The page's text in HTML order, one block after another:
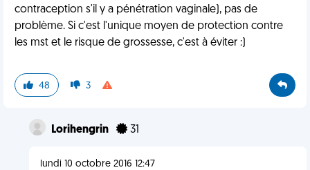
contraception s'il y a pénétration vaginale), pas de
problème. Si c'est l'unique moyen de protection contre
les mst et le risque de grossesse, c'est à éviter :)
48 3
Lorihengrin 31
lundi 10 octobre 2016 12:47